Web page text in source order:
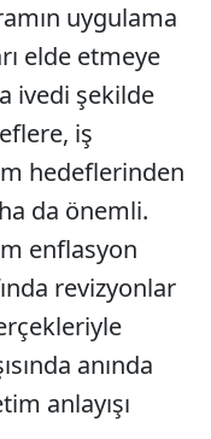
uygulama
elde etmeye
ivedi şekilde
iş
hedeflerinden
da önemli.
enflasyon
revizyonlar
anında
anlayışı